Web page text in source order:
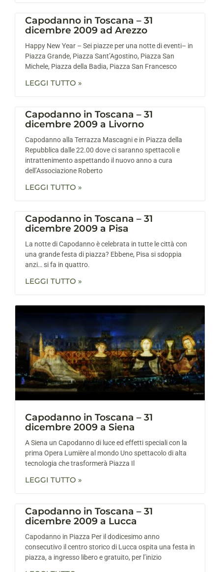
Capodanno in Toscana – 31
dicembre 2009 ad Arezzo
Happy New Year – Sei piazze per una notte di eventi– in
Piazza Grande, Piazza Sant’Agostino, Piazza San
Michele, Piazza della Badia, Piazza San Francesco
LEGGI TUTTO »
Capodanno in Toscana – 31
dicembre 2009 a Livorno
Capodanno alla Terrazza Mascagni e in Piazza della
Repubblica dalle 22.00 dove ci saranno spettacoli e
intrattenimento aspettando il nuovo anno a cura
dell’Associazione Roberto
LEGGI TUTTO »
Capodanno in Toscana – 31
dicembre 2009 a Pisa
La notte di Capodanno è celebrata in tutte le città con
una grande festa di piazza? Ebbene, Pisa si sdoppia
anzi… si fa in quattro.
LEGGI TUTTO »
Capodanno in Toscana – 31
dicembre 2009 a Siena
A Siena un Capodanno di luce ed effetti speciali con la
prima Opera Lumière al mondo Uno spettacolo di alta
tecnologia che trasformerà Piazza Il
LEGGI TUTTO »
Capodanno in Toscana – 31
dicembre 2009 a Lucca
Capodanno in Piazza Per il dodicesimo anno
consecutivo il centro storico di Lucca ospita una festa in
piazza, a ingresso libero e gratuito, per l’inizio